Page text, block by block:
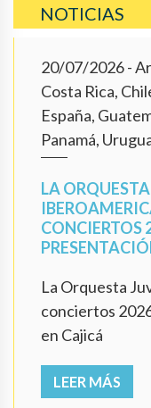
NOTICIAS
20/07/2026-
Costa Rica,
España,
Panamá,
LA
CONCIERTOS
La Orquesta
conciertos
en Cajicá
LEER MÁS